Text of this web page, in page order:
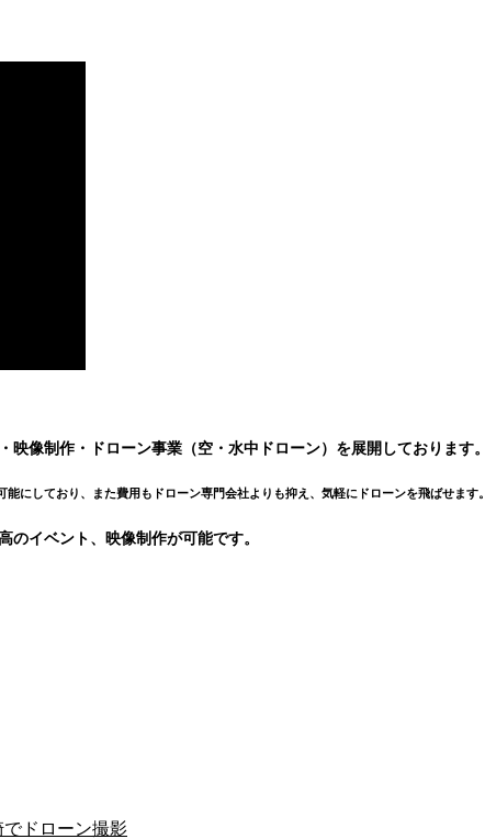
像制作・ドローン事業（空・水中ドローン）を展開しております。
にしており、 また費用もドローン専門会社よりも抑え、気軽にドローンを飛ばせます。
イベント、映像制作が可能です。
ドローン撮影